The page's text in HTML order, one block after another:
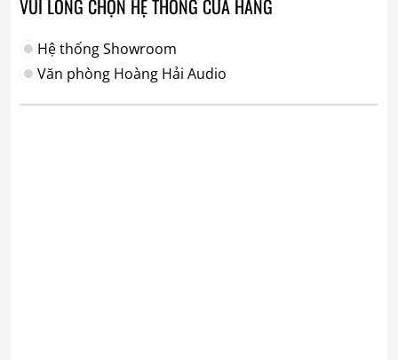
VUI LÒNG CHỌN HỆ THỐNG CỬA HÀNG
Hệ thống Showroom
Văn phòng Hoàng Hải Audio